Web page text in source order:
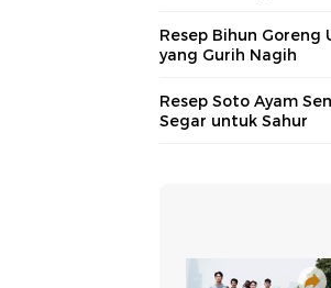
Resep Bihun Goreng
yang Gurih Nagih
Resep Soto Ayam
Segar untuk Sahur